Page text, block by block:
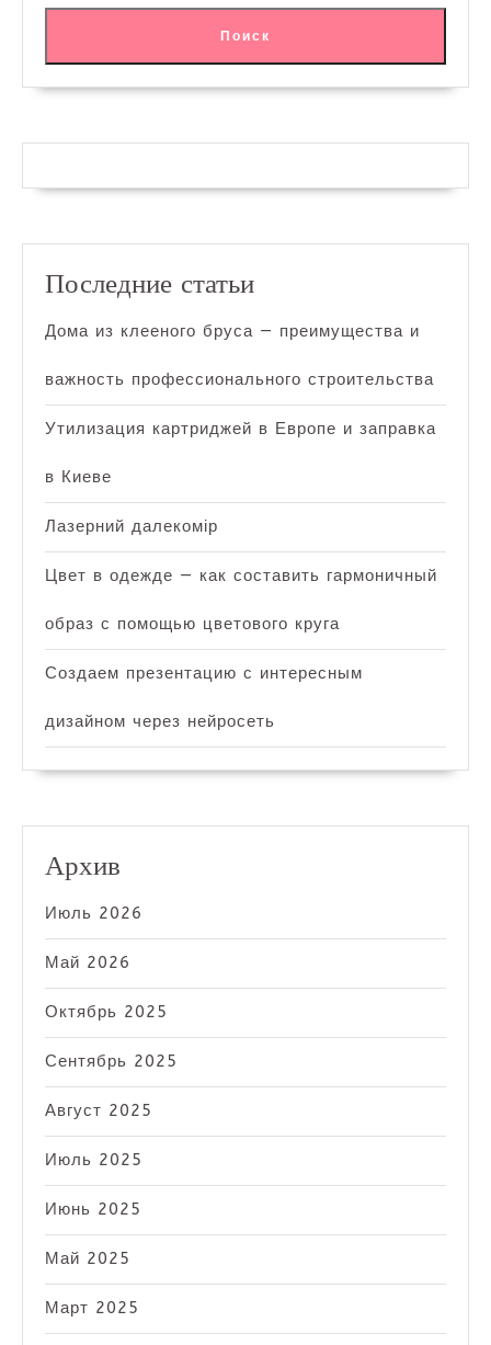
Поиск
Последние статьи
Дома из клееного бруса — преимущества и
важность профессионального строительства
Утилизация картриджей в Европе и заправка
в Киеве
Лазерний далекомір
Цвет в одежде — как составить гармоничный
образ с помощью цветового круга
Создаем презентацию с интересным
дизайном через нейросеть
Архив
Июль 2026
Май 2026
Октябрь 2025
Сентябрь 2025
Август 2025
Июль 2025
Июнь 2025
Май 2025
Март 2025